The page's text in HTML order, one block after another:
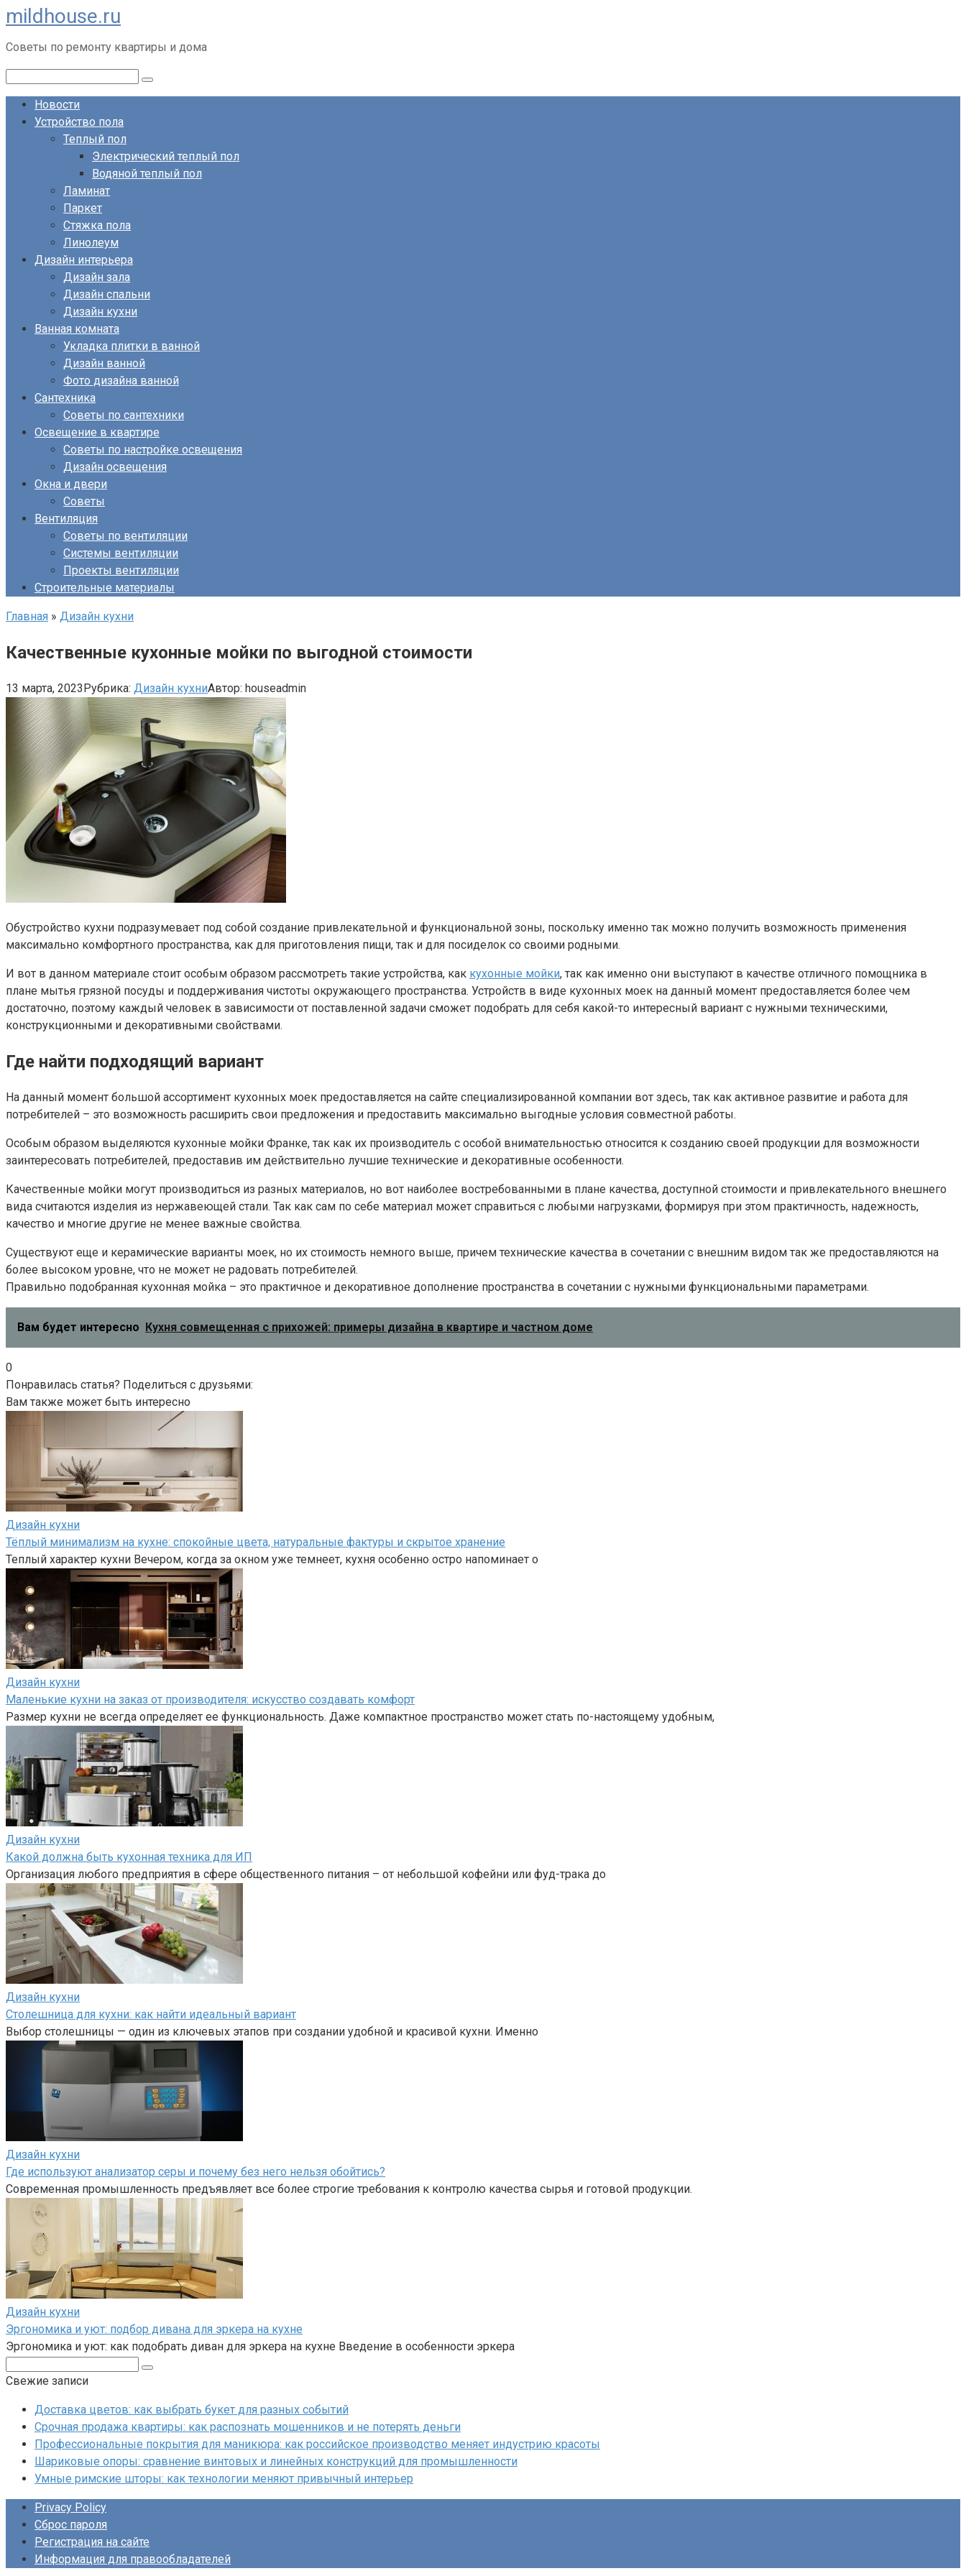
Перейти
к
контенту
mildhouse.ru
Советы по ремонту квартиры и дома
Новости
Устройство пола
Теплый пол
Электрический теплый пол
Водяной теплый пол
Ламинат
Паркет
Стяжка пола
Линолеум
Дизайн интерьера
Дизайн зала
Дизайн спальни
Дизайн кухни
Ванная комната
Укладка плитки в ванной
Дизайн ванной
Фото дизайна ванной
Сантехника
Советы по сантехники
Освещение в квартире
Советы по настройке освещения
Дизайн освещения
Окна и двери
Советы
Вентиляция
Советы по вентиляции
Системы вентиляции
Проекты вентиляции
Строительные материалы
Главная » Дизайн кухни
Качественные кухонные мойки по выгодной стоимости
13 марта, 2023Рубрика: Дизайн кухниАвтор: houseadmin
Обустройство кухни подразумевает под собой создание привлекательной и функциональной зоны, поскольку именно так можно получить возможность применения
максимально комфортного пространства, как для приготовления пищи, так и для посиделок со своими родными.
И вот в данном материале стоит особым образом рассмотреть такие устройства, как кухонные мойки, так как именно они выступают в качестве отличного помощника в
плане мытья грязной посуды и поддерживания чистоты окружающего пространства. Устройств в виде кухонных моек на данный момент предоставляется более чем
достаточно, поэтому каждый человек в зависимости от поставленной задачи сможет подобрать для себя какой-то интересный вариант с нужными техническими,
конструкционными и декоративными свойствами.
Где найти подходящий вариант
На данный момент большой ассортимент кухонных моек предоставляется на сайте специализированной компании вот здесь, так как активное развитие и работа для
потребителей – это возможность расширить свои предложения и предоставить максимально выгодные условия совместной работы.
Особым образом выделяются кухонные мойки Франке, так как их производитель с особой внимательностью относится к созданию своей продукции для возможности
заинтересовать потребителей, предоставив им действительно лучшие технические и декоративные особенности.
Качественные мойки могут производиться из разных материалов, но вот наиболее востребованными в плане качества, доступной стоимости и привлекательного внешнего
вида считаются изделия из нержавеющей стали. Так как сам по себе материал может справиться с любыми нагрузками, формируя при этом практичность, надежность,
качество и многие другие не менее важные свойства.
Существуют еще и керамические варианты моек, но их стоимость немного выше, причем технические качества в сочетании с внешним видом так же предоставляются на
более высоком уровне, что не может не радовать потребителей.
Правильно подобранная кухонная мойка – это практичное и декоративное дополнение пространства в сочетании с нужными функциональными параметрами.
Вам будет интересно Кухня совмещенная с прихожей: примеры дизайна в квартире и частном доме
0
Понравилась статья? Поделиться с друзьями:
Вам также может быть интересно
Дизайн кухни
Тёплый минимализм на кухне: спокойные цвета, натуральные фактуры и скрытое хранение
Теплый характер кухни Вечером, когда за окном уже темнеет, кухня особенно остро напоминает о
Дизайн кухни
Маленькие кухни на заказ от производителя: искусство создавать комфорт
Размер кухни не всегда определяет ее функциональность. Даже компактное пространство может стать по-настоящему удобным,
Дизайн кухни
Какой должна быть кухонная техника для ИП
Организация любого предприятия в сфере общественного питания – от небольшой кофейни или фуд-трака до
Дизайн кухни
Столешница для кухни: как найти идеальный вариант
Выбор столешницы — один из ключевых этапов при создании удобной и красивой кухни. Именно
Дизайн кухни
Где используют анализатор серы и почему без него нельзя обойтись?
Современная промышленность предъявляет все более строгие требования к контролю качества сырья и готовой продукции.
Дизайн кухни
Эргономика и уют: подбор дивана для эркера на кухне
Эргономика и уют: как подобрать диван для эркера на кухне Введение в особенности эркера
Свежие записи
Доставка цветов: как выбрать букет для разных событий
Срочная продажа квартиры: как распознать мошенников и не потерять деньги
Профессиональные покрытия для маникюра: как российское производство меняет индустрию красоты
Шариковые опоры: сравнение винтовых и линейных конструкций для промышленности
Умные римские шторы: как технологии меняют привычный интерьер
Privacy Policy
Сброс пароля
Регистрация на сайте
Информация для правообладателей